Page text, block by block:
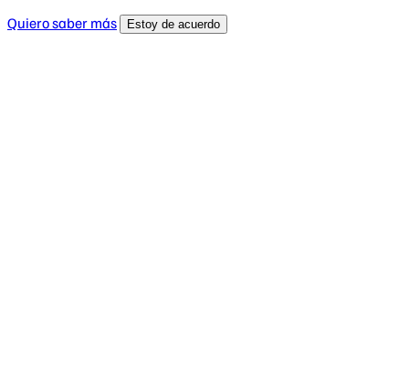
Quiero saber más
Estoy de acuerdo